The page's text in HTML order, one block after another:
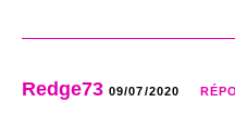
Redge73 09/07/2020